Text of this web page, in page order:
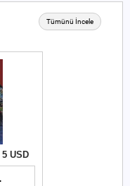
Tümünü İncele
USD